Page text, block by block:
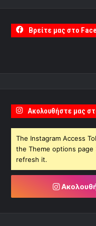
Βρείτε μας στο
Ακολουθήστε μας
The Instagram Access
the Theme options
refresh it.